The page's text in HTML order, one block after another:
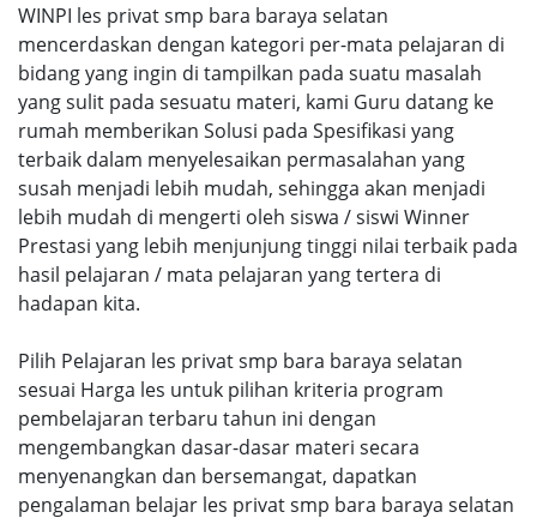
WINPI les privat smp bara baraya selatan
mencerdaskan dengan kategori per-mata pelajaran di
bidang yang ingin di tampilkan pada suatu masalah
yang sulit pada sesuatu materi, kami Guru datang ke
rumah memberikan Solusi pada Spesifikasi yang
terbaik dalam menyelesaikan permasalahan yang
susah menjadi lebih mudah, sehingga akan menjadi
lebih mudah di mengerti oleh siswa / siswi Winner
Prestasi yang lebih menjunjung tinggi nilai terbaik pada
hasil pelajaran / mata pelajaran yang tertera di
hadapan kita.
Pilih Pelajaran les privat smp bara baraya selatan
sesuai Harga les untuk pilihan kriteria program
pembelajaran terbaru tahun ini dengan
mengembangkan dasar-dasar materi secara
menyenangkan dan bersemangat, dapatkan
pengalaman belajar les privat smp bara baraya selatan